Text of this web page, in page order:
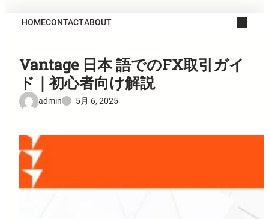
HOMECONTACTABOUT
Vantage 日本 語でのFX取引ガイ
ド｜初心者向け解説
admin 5月 6, 2025